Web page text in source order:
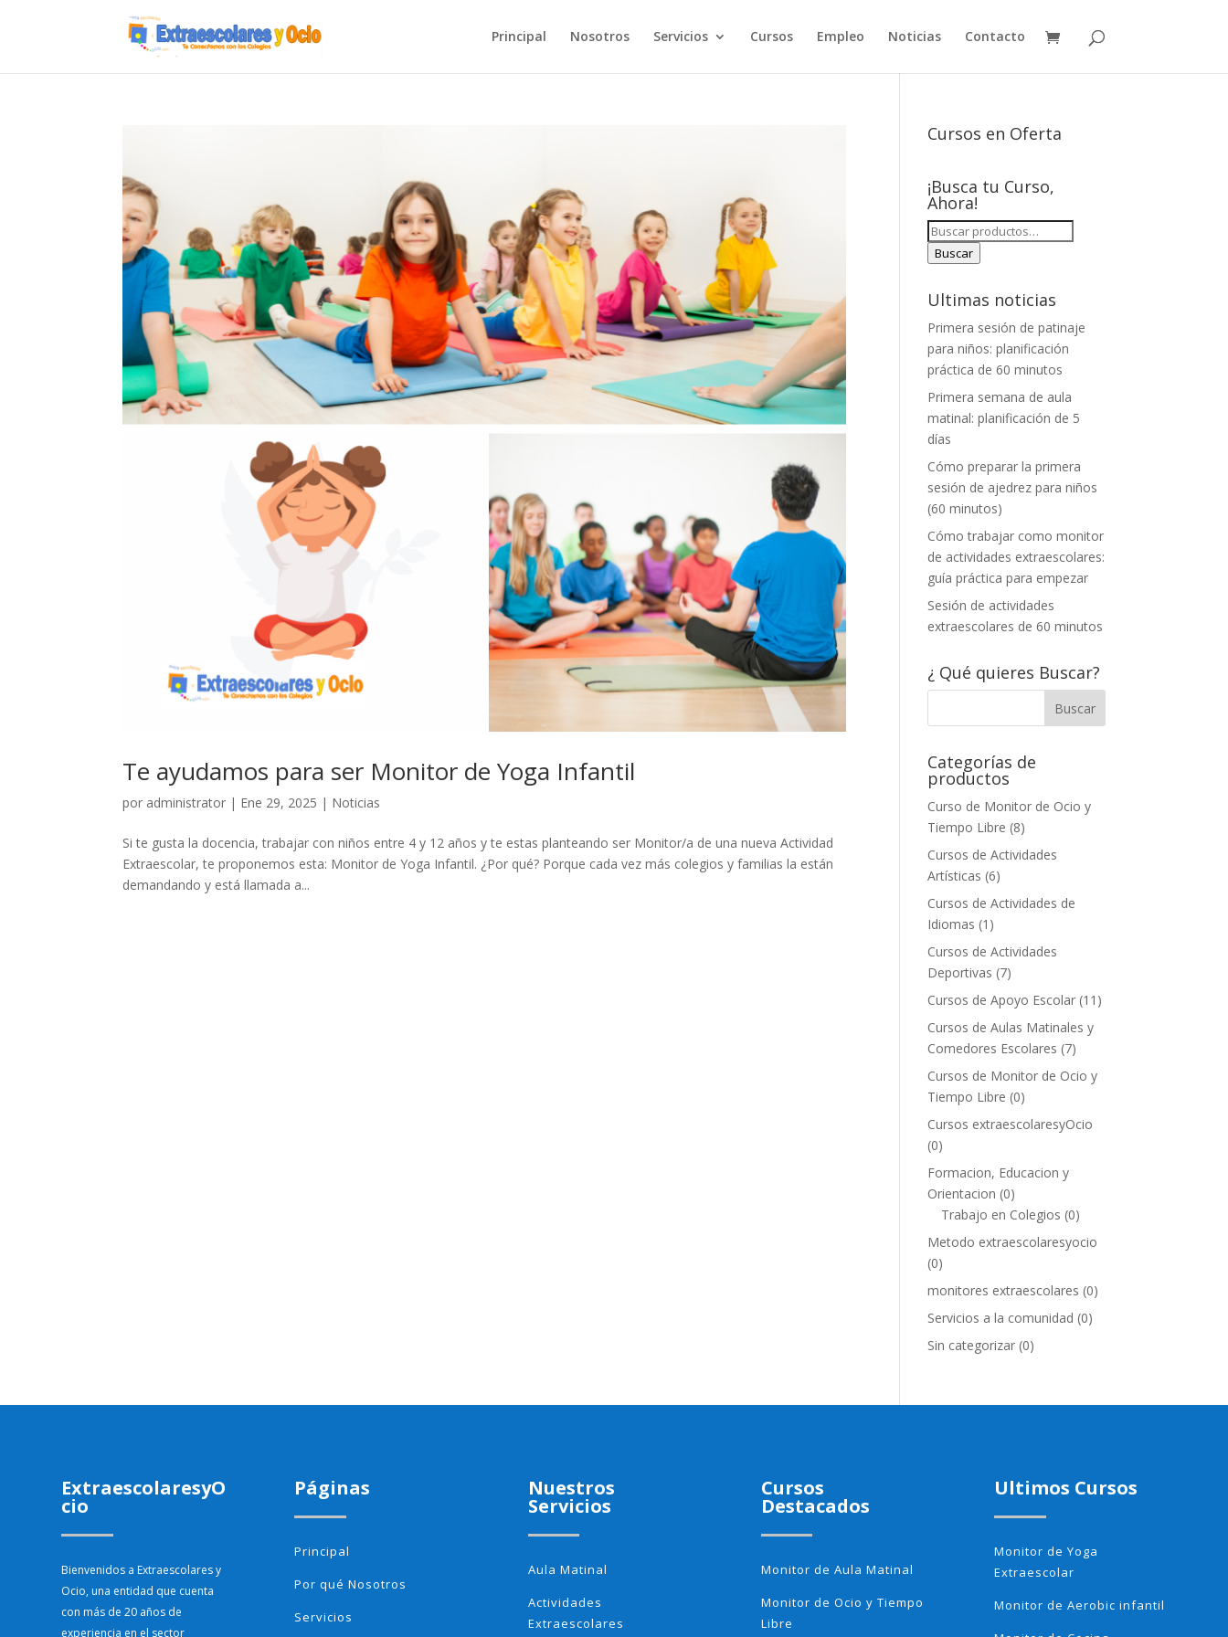
Principal Nosotros Servicios Cursos Empleo Noticias Contacto
Te ayudamos para ser Monitor de Yoga Infantil
por administrator | Ene 29, 2025 | Noticias
Si te gusta la docencia, trabajar con niños entre 4 y 12 años y te estas planteando ser Monitor/a de una nueva Actividad
Extraescolar, te proponemos esta: Monitor de Yoga Infantil. ¿Por qué? Porque cada vez más colegios y familias la están
demandando y está llamada a...
Cursos en Oferta
¡Busca tu Curso,
Ahora!
BUSCAR
POR:
Buscar
Ultimas noticias
Primera sesión de patinaje
para niños: planificación
práctica de 60 minutos
Primera semana de aula
matinal: planificación de 5
días
Cómo preparar la primera
sesión de ajedrez para niños
(60 minutos)
Cómo trabajar como monitor
de actividades extraescolares:
guía práctica para empezar
Sesión de actividades
extraescolares de 60 minutos
¿ Qué quieres Buscar?
Categorías de
productos
Curso de Monitor de Ocio y
Tiempo Libre (8)
Cursos de Actividades
Artísticas (6)
Cursos de Actividades de
Idiomas (1)
Cursos de Actividades
Deportivas (7)
Cursos de Apoyo Escolar (11)
Cursos de Aulas Matinales y
Comedores Escolares (7)
Cursos de Monitor de Ocio y
Tiempo Libre (0)
Cursos extraescolaresyOcio
(0)
Formacion, Educacion y
Orientacion (0)
Trabajo en Colegios (0)
Metodo extraescolaresyocio
(0)
monitores extraescolares (0)
Servicios a la comunidad (0)
Sin categorizar (0)
ExtraescolaresyO
cio
Bienvenidos a Extraescolares y
Ocio, una entidad que cuenta
con más de 20 años de
experiencia en el sector
Páginas
Principal
Por qué Nosotros
Servicios
Nuestros
Servicios
Aula Matinal
Actividades
Extraescolares
Cursos
Destacados
Monitor de Aula Matinal
Monitor de Ocio y Tiempo
Libre
Ultimos Cursos
Monitor de Yoga
Extraescolar
Monitor de Aerobic infantil